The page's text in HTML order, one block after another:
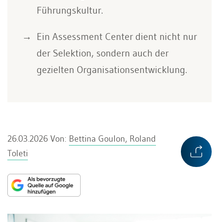
Führungskultur.
Ein Assessment Center dient nicht nur
der Selektion, sondern auch der
gezielten Organisationsentwicklung.
26.03.2026 Von: Bettina Goulon, Roland
Toleti